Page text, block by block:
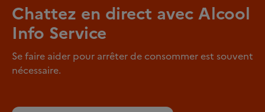
Chattez en direct avec Alcool
Info Service
Se faire aider pour arrêter de consommer est souvent
nécessaire.